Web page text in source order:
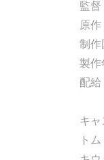
監
原
制
製
配
キャ
ト